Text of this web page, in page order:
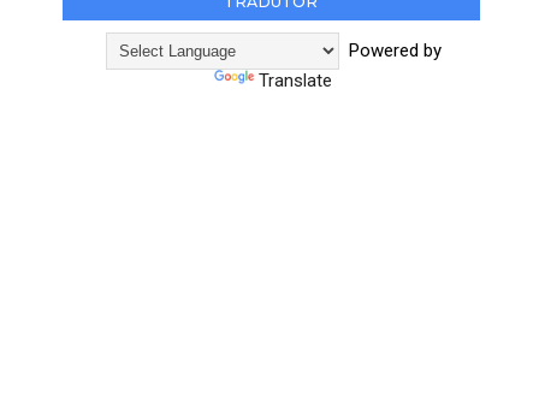
Powered by
Translate